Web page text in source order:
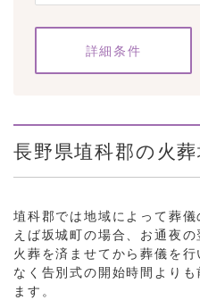
条件をクリア
詳細条件
長野県埴科郡の火
埴科郡では地域によって葬
えば坂城町の場合、お通夜
火葬を済ませてから葬儀を
なく告別式の開始時間より
ます。